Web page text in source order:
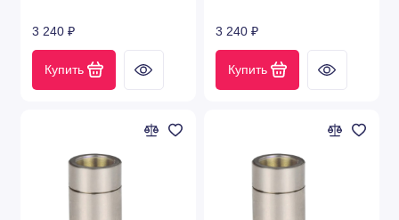
3 240 ₽
Купить
3 240 ₽
Купить